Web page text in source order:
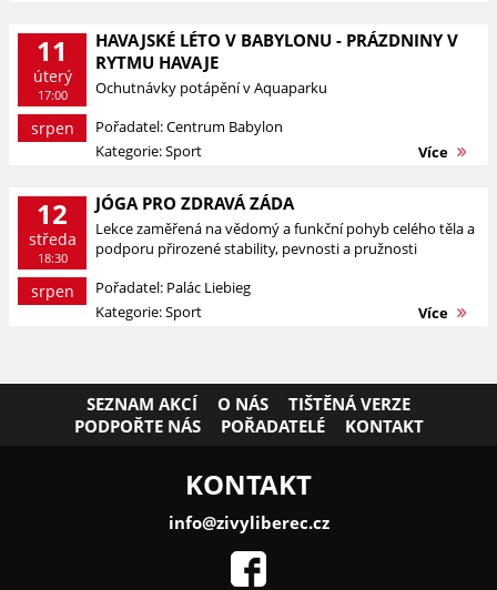
11
úterý
17:00
srpen
HAVAJSKÉ LÉTO V BABYLONU - PRÁZDNINY V
RYTMU HAVAJE
Ochutnávky potápění v Aquaparku
Pořadatel: Centrum Babylon
Kategorie: Sport
Více
12
středa
18:30
srpen
JÓGA PRO ZDRAVÁ ZÁDA
Lekce zaměřená na vědomý a funkční pohyb celého těla a
podporu přirozené stability, pevnosti a pružnosti
Pořadatel: Palác Liebieg
Kategorie: Sport
Více
SEZNAM AKCÍ O NÁS
TIŠTĚNÁ VERZE
PODPOŘTE NÁS
POŘADATELÉ KONTAKT
KONTAKT
info@zivyliberec.cz